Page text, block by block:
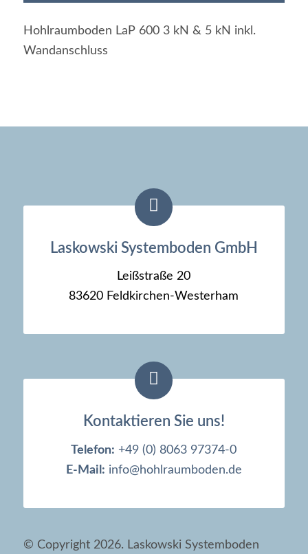
Hohlraumboden LaP 600 3 kN & 5 kN inkl.
Wandanschluss
Laskowski Systemboden GmbH
Leißstraße 20
83620 Feldkirchen-Westerham
Kontaktieren Sie uns!
Telefon: +49 (0) 8063 97374-0
E-Mail: info@hohlraumboden.de
© Copyright 2026. Laskowski Systemboden